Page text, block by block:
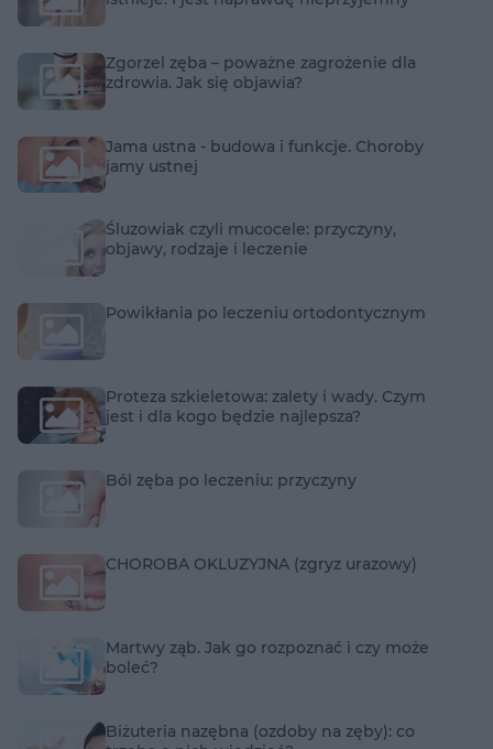
Zgorzel zęba – poważne zagrożenie dla
zdrowia. Jak się objawia?
Jama ustna - budowa i funkcje. Choroby
jamy ustnej
Śluzowiak czyli mucocele: przyczyny,
objawy, rodzaje i leczenie
Powikłania po leczeniu ortodontycznym
Proteza szkieletowa: zalety i wady. Czym
jest i dla kogo będzie najlepsza?
Ból zęba po leczeniu: przyczyny
CHOROBA OKLUZYJNA (zgryz urazowy)
Martwy ząb. Jak go rozpoznać i czy może
boleć?
Biżuteria nazębna (ozdoby na zęby): co